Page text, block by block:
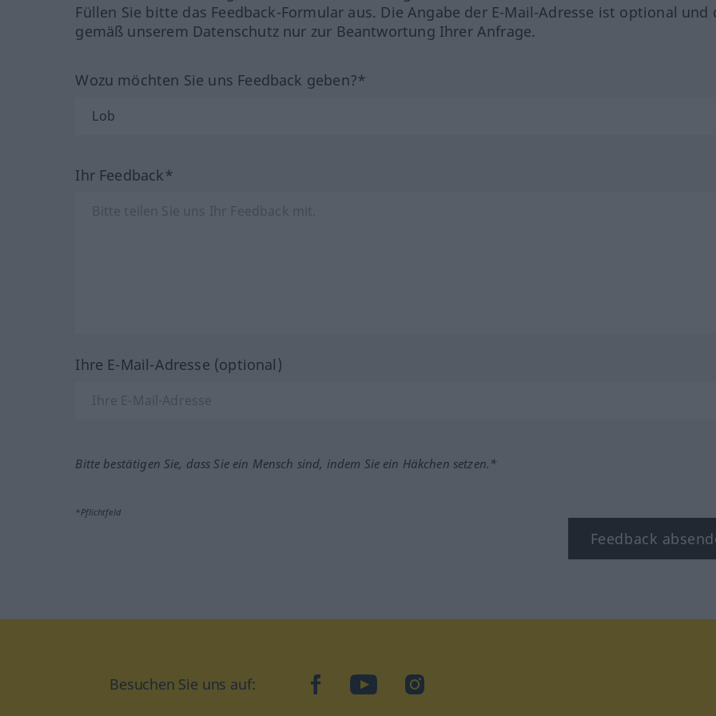
Füllen Sie bitte das Feedback-Formular aus. Die Angabe der E-Mail-Adresse ist optional und
gemäß unserem Datenschutz nur zur Beantwortung Ihrer Anfrage.
Wozu möchten Sie uns Feedback geben?*
Ihr Feedback*
Ihre E-Mail-Adresse (optional)
Bitte bestätigen Sie, dass Sie ein Mensch sind, indem Sie ein Häkchen setzen.*
*Pflichtfeld
Feedback
Besuchen Sie uns auf: facebookYouTubeInstagram